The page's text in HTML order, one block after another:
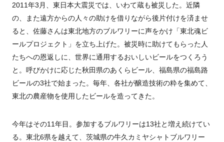
2011年3 月、東日本大震災では、いわて蔵も被災した。近隣
の、また遠方からの人々の助けを借りながら後片付けを済ませ
ると、佐藤さんは東北地方のブルワリーに声をかけ「東北魂ビ
ールプロジェクト」を立ち上げた。被災時に助けてもらった人
たちへの恩返しに、世界に通用するおいしいビールをつくろう
と。呼びかけに応じた秋田県のあくらビール、福島県の福島路
ビールの3社で始まった。毎年、各社が醸造技術の粋を集めて、
東北の農産物を使用したビールを造ってきた。
今年はその11年目。参加するブルワリーは13社と増え続けてい
る。東北6県を越えて、茨城県の牛久カミヤシャトブルワリー